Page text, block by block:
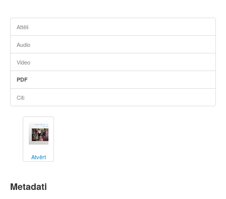
Attēli
Audio
Video
PDF
Citi
Atvērt
Metadati